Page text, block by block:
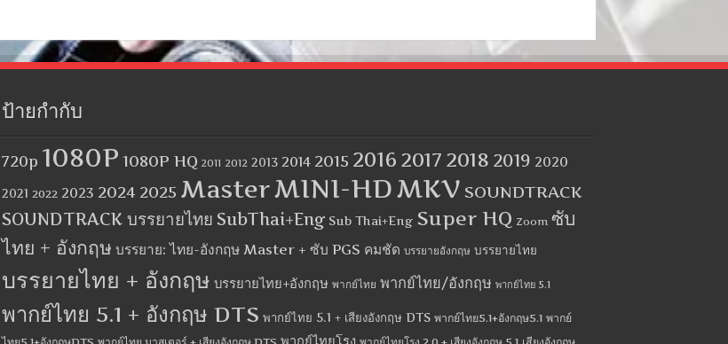
ป้ายกำกับ
720p 1080P 1080P HQ 2011 2012 2013 2014 2015 2016 2017 2018 2019 2020
2021 2022 2023 2024 2025 MasterMINI-HDMKV SOUNDTRACK
SOUNDTRACK บรรยายไทย SubThai+Eng Sub Thai+Eng Super HQ Zoom ซับ
ไทย + อังกฤษ บรรยาย: ไทย-อังกฤษ Master + ซับ PGS คมชัด บรรยายอังกฤษ บรรยายไทย
บรรยายไทย + อังกฤษ บรรยายไทย+อังกฤษ พากย์ไทย พากย์ไทย/อังกฤษ พากย์ไทย 5.1
พากย์ไทย 5.1 + อังกฤษ DTS พากย์ไทย 5.1 + เสียงอังกฤษ DTS พากย์ไทย5.1+อังกฤษ5.1 พากย์